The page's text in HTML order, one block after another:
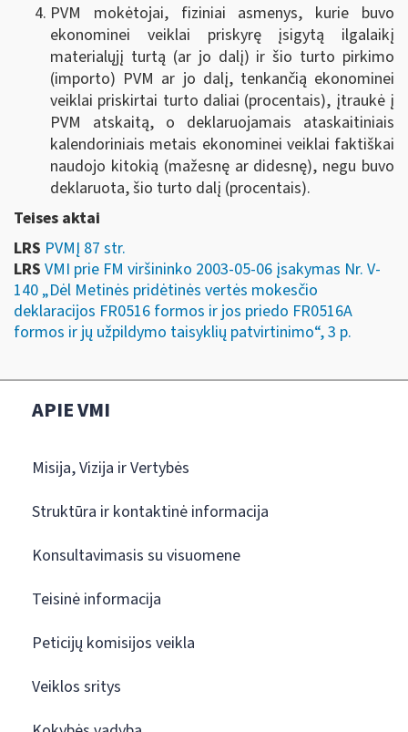
PVM mokėtojai, fiziniai asmenys, kurie buvo
ekonominei veiklai priskyrę įsigytą ilgalaikį
materialųjį turtą (ar jo dalį) ir šio turto pirkimo
(importo) PVM ar jo dalį, tenkančią ekonominei
veiklai priskirtai turto daliai (procentais), įtraukė į
PVM atskaitą, o deklaruojamais ataskaitiniais
kalendoriniais metais ekonominei veiklai faktiškai
naudojo kitokią (mažesnę ar didesnę), negu buvo
deklaruota, šio turto dalį (procentais).
Teises aktai
LRS PVMĮ 87 str.
LRS VMI prie FM viršininko 2003-05-06 įsakymas Nr. V-
140 „Dėl Metinės pridėtinės vertės mokesčio
deklaracijos FR0516 formos ir jos priedo FR0516A
formos ir jų užpildymo taisyklių patvirtinimo“, 3 p.
APIE VMI
Misija, Vizija ir Vertybės
Struktūra ir kontaktinė informacija
Konsultavimasis su visuomene
Teisinė informacija
Peticijų komisijos veikla
Veiklos sritys